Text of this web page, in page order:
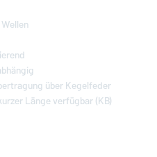
über Kegelfeder
Länge verfügbar (KB)